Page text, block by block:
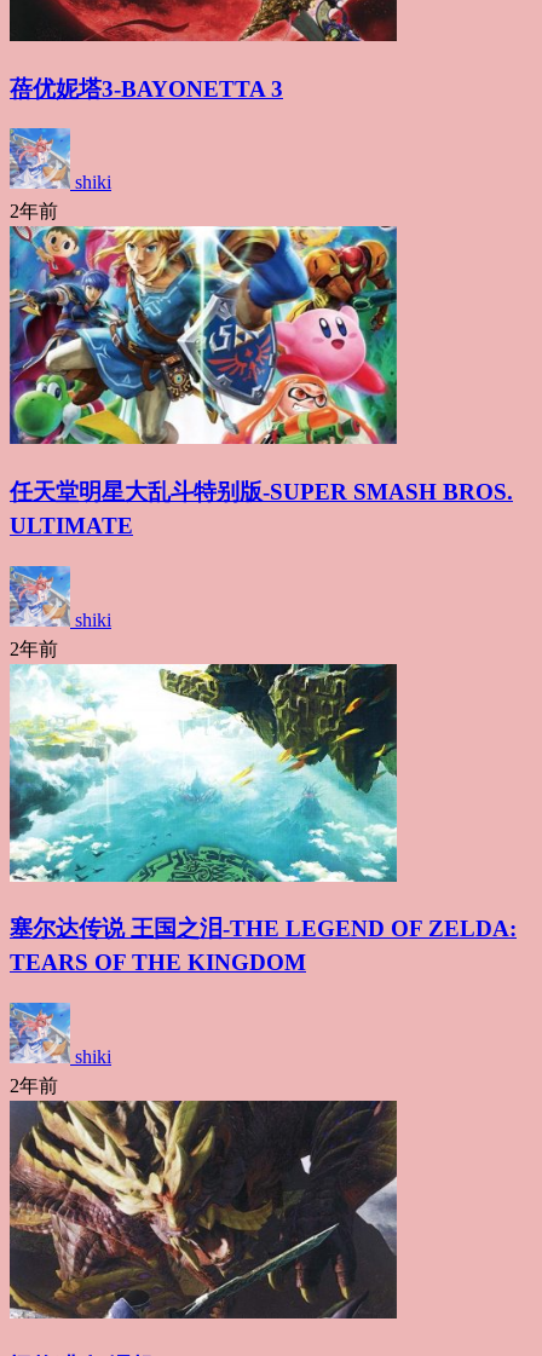
蓓优妮塔3-BAYONETTA 3
shiki
2年前
任天堂明星大乱斗特别版-SUPER SMASH BROS.
ULTIMATE
shiki
2年前
塞尔达传说 王国之泪-THE LEGEND OF ZELDA:
TEARS OF THE KINGDOM
shiki
2年前